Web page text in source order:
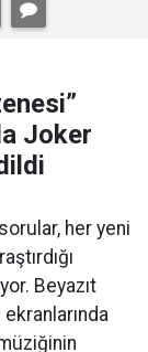
Joker
her yeni
Beyazıt